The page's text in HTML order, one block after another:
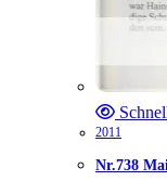
2011
Nr.738